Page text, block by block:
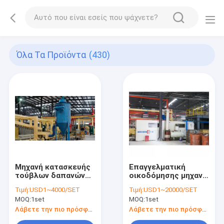
Όλα Τα Προϊόντα (430)
Μηχανή κατασκευής
τούβλων δαπανών
μηχανών κατασκευής
φραγμών lowes-
περιστροφική
βούρτσα καλωδίων
Τιμή:USD1~4000/SET
MOQ:1set
Λάβετε την πιο πρόσφατη τιμή
Επαγγελματική
οικοδόμησης μηχανή
ελέγχου AC380V
5.5kW AAC δομικών
μονάδων μηχανή-
εύκαμπτη
Τιμή:USD1~20000/SET
MOQ:1set